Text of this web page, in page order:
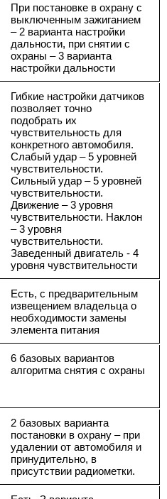
При постановке в охрану с
выключенным зажиганием
– 2 варианта настройки
дальности, при снятии с
охраны – 3 варианта
настройки дальности
Гибкие настройки датчиков
позволяет точно
подобрать их
чувствительность для
конкретного автомобиля.
Слабый удар – 5 уровней
чувствительности.
Сильный удар – 5 уровней
чувствительности.
Движение – 3 уровня
чувствительности. Наклон
– 3 уровня
чувствительности.
Заведенный двигатель - 4
уровня чувствительности
Есть, с предварительным
извещением владельца о
необходимости замены
элемента питания
6 базовых вариантов
алгоритма снятия с охраны
2 базовых варианта
постановки в охрану – при
удалении от автомобиля и
принудительно, в
присутствии радиометки.